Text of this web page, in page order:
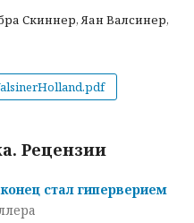
Скиннер, Яан Валсинер,
Рецензии
стал гиперверием